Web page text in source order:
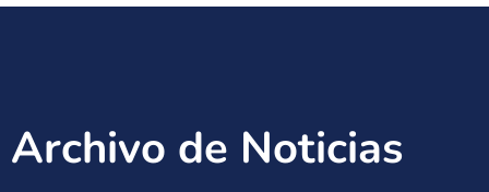
Archivo de Noticias